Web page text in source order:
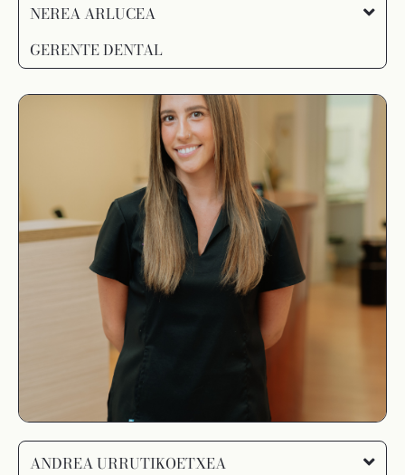
NEREA ARLUCEA
GERENTE DENTAL
ANDREA URRUTIKOETXEA